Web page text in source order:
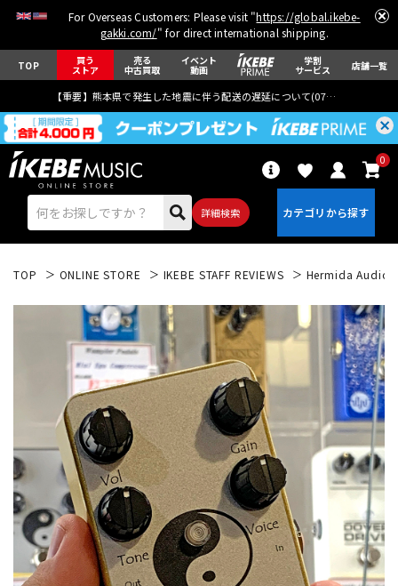
For Overseas Customers: Please visit "https://global.ikebe-
gakki.com/" for direct international shipping.
TOP 買う
ストア
売る
中古買取
イベント
動画
学割
サービス 店舗一覧
【重要】熊本県で発生した地震に伴う配送の遅延について(07月29日
詳細検索
0
エレキギター アコギ/エレアコ
ベース ウクレレ
ドラム パーカッション
キーボード 電子ピアノ
TOP ONLINE STORE IKEBE STAFF REVIEWS Hermida Audio